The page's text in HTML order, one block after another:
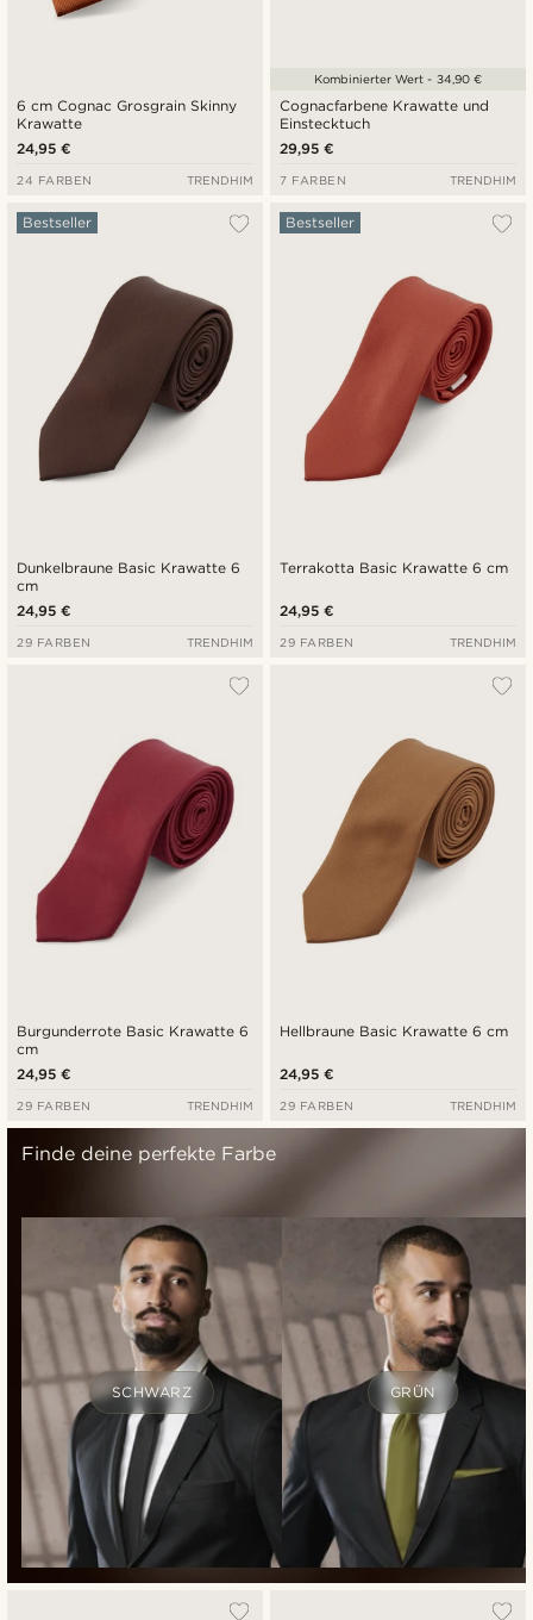
6 cm Cognac Grosgrain Skinny
Krawatte
24,95 €
24 FARBEN TRENDHIM
Cognacfarbene Krawatte und
Einstecktuch
29,95 €
Kombinierter Wert - 34,90 €
7 FARBEN TRENDHIM
Dunkelbraune Basic Krawatte 6
cm
Bestseller
24,95 €
29 FARBEN TRENDHIM
Terrakotta Basic Krawatte 6 cm
Bestseller
24,95 €
29 FARBEN TRENDHIM
Burgunderrote Basic Krawatte 6
cm
24,95 €
29 FARBEN TRENDHIM
Hellbraune Basic Krawatte 6 cm
24,95 €
29 FARBEN TRENDHIM
Finde deine perfekte Farbe
SCHWARZ GRÜN